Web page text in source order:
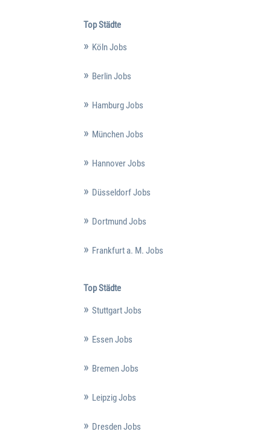
Top Städte
Köln Jobs
Berlin Jobs
Hamburg Jobs
München Jobs
Hannover Jobs
Düsseldorf Jobs
Dortmund Jobs
Frankfurt a. M. Jobs
Top Städte
Stuttgart Jobs
Essen Jobs
Bremen Jobs
Leipzig Jobs
Dresden Jobs